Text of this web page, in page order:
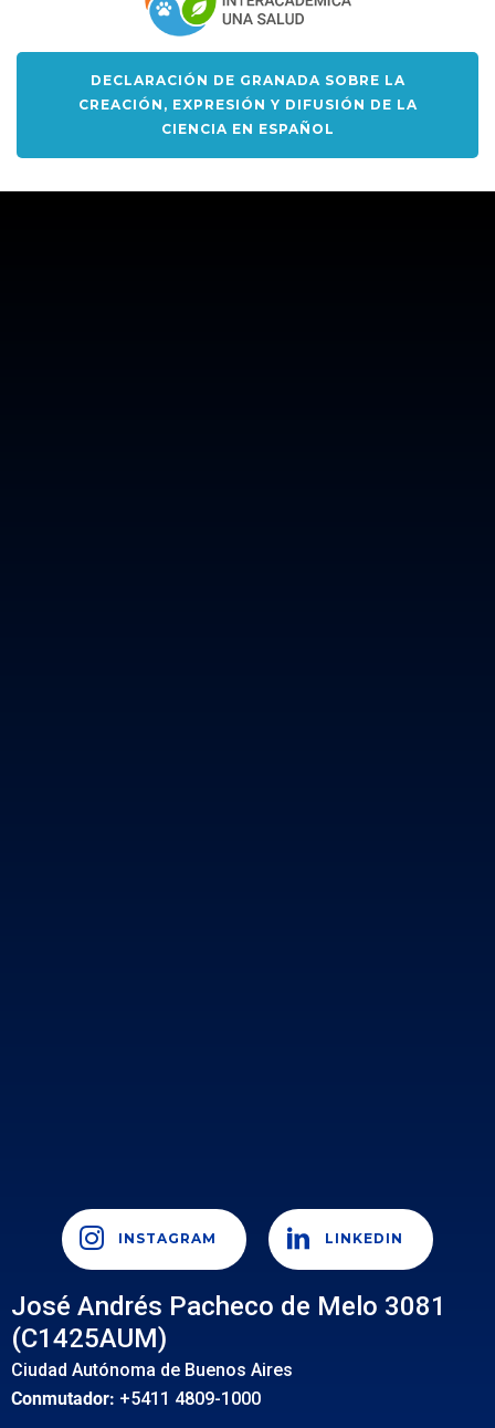
DECLARACIÓN DE GRANADA SOBRE LA
CREACIÓN, EXPRESIÓN Y DIFUSIÓN DE LA
CIENCIA EN ESPAÑOL
INSTAGRAM LINKEDIN
José Andrés Pacheco de Melo 3081
(C1425AUM)
Ciudad Autónoma de Buenos Aires
Conmutador: +5411 4809-1000